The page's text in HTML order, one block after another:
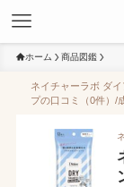
ホーム 商品図鑑
ネイチャーラボ ダ
プの口コミ（0件）/